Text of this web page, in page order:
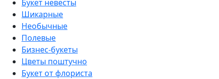
Букет невесты
Шикарные
Необычные
Полевые
Бизнес-букеты
Цветы поштучно
Букет от флориста